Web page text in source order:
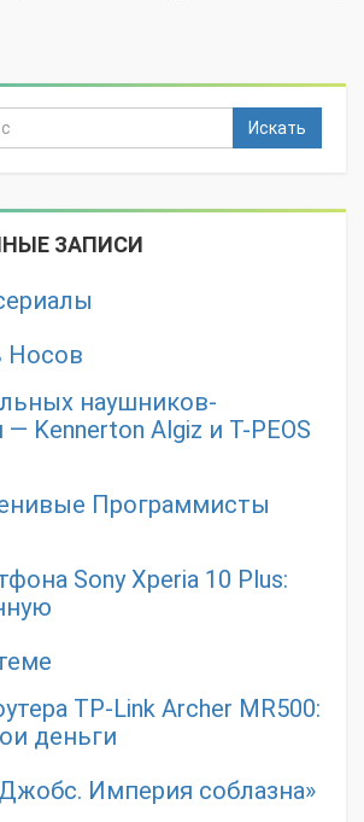
Искать
ЗАПИСИ
Носов
наушников-
Kennerton Algiz и T-PEOS
Программисты
Sony Xperia 10 Plus:
TP-Link Archer MR500:
деньги
Империя соблазна»